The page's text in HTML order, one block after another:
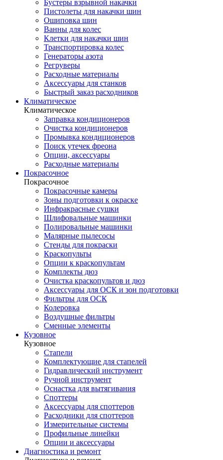
Бустеры взрывной накачки
Пистолеты для накачки шин
Ошиповка шин
Ванны для колес
Клетки для накачки шин
Транспортировка колес
Генераторы азота
Регруверы
Расходные материалы
Аксессуары для станков
Быстрый заказ расходников
Климатическое
Климатическое
Заправка кондиционеров
Очистка кондиционеров
Промывка кондиционеров
Поиск утечек фреона
Опции, аксессуары
Расходные материалы
Покрасочное
Покрасочное
Покрасочные камеры
Зоны подготовки к окраске
Инфракрасные сушки
Шлифовальные машинки
Полировальные машинки
Малярные пылесосы
Стенды для покраски
Краскопульты
Опции к краскопультам
Комплекты дюз
Очистка краскопультов и дюз
Аксессуары для ОСК и зон подготовки
Фильтры для ОСК
Колеровка
Воздушные фильтры
Сменные элементы
Кузовное
Кузовное
Стапели
Комплектующие для стапелей
Гидравлический инструмент
Ручной инструмент
Оснастка для вытягивания
Споттеры
Аксессуары для споттеров
Расходники для споттеров
Измерительные системы
Профильные линейки
Опции и аксессуары
Диагностика и ремонт